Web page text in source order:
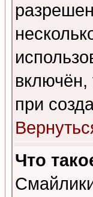
включён,
при
Что